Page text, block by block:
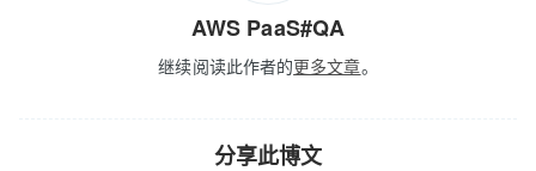
AWS PaaS#QA
继续阅读此作者的更多文章。
分享此博文